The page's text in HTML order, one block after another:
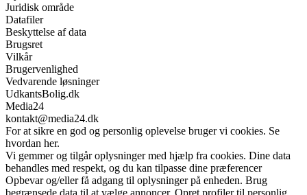
Juridisk område
Datafiler
Beskyttelse af data
Brugsret
Vilkår
Brugervenlighed
Vedvarende løsninger
UdkantsBolig.dk
Media24
kontakt@media24.dk
For at sikre en god og personlig oplevelse bruger vi cookies. Se
hvordan her.
Vi gemmer og tilgår oplysninger med hjælp fra cookies. Dine data
behandles med respekt, og du kan tilpasse dine præferencer
Opbevar og/eller få adgang til oplysninger på enheden. Brug